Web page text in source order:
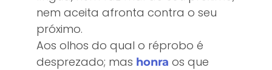
nem aceita afronta contra o seu
próximo.
Aos olhos do qual o réprobo é
desprezado; mas honra os que